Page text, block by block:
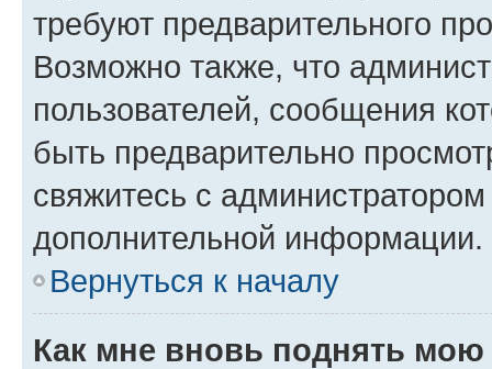
требуют предварительного
Возможно также, что
пользователей, сообщения
быть предварительно
свяжитесь с
дополнительной информации.
Вернуться к началу
Как мне вновь поднять мою